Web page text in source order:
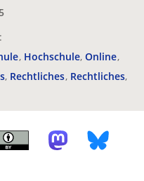
Hochschule Online
Rechtliches Rechtliches